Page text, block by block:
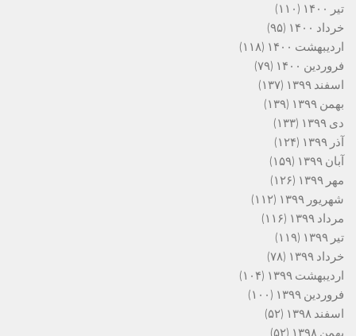
تیر ۱۴۰۰
(۱۱۰)
خرداد ۱۴۰۰
(۹۵)
اردیبهشت ۱۴۰۰
(۱۱۸)
فروردین ۱۴۰۰
(۷۹)
اسفند ۱۳۹۹
(۱۳۷)
بهمن ۱۳۹۹
(۱۳۹)
دی ۱۳۹۹
(۱۳۳)
آذر ۱۳۹۹
(۱۲۴)
آبان ۱۳۹۹
(۱۵۹)
مهر ۱۳۹۹
(۱۲۶)
شهریور ۱۳۹۹
(۱۱۲)
مرداد ۱۳۹۹
(۱۱۶)
تیر ۱۳۹۹
(۱۱۹)
خرداد ۱۳۹۹
(۷۸)
اردیبهشت ۱۳۹۹
(۱۰۴)
فروردین ۱۳۹۹
(۱۰۰)
اسفند ۱۳۹۸
(۵۲)
بهمن ۱۳۹۸
(۵۲)